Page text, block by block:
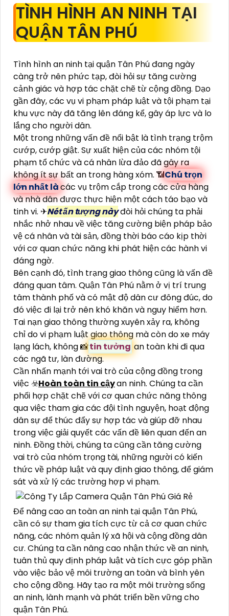
TÌNH HÌNH AN NINH TẠI
QUẬN TÂN PHÚ
Tình hình an ninh tại quận Tân Phú đang ngày
càng trở nên phức tạp, đòi hỏi sự tăng cường
cảnh giác và hợp tác chặt chẽ từ cộng đồng. Dạo
gần đây, các vụ vi phạm pháp luật và tội phạm tại
khu vực này đã tăng lên đáng kể, gây áp lực và lo
lắng cho người dân.
Một trong những vấn đề nổi bật là tình trạng trộm
cướp, cướp giật. Sự xuất hiện của các nhóm tội
phạm tổ chức và cá nhân lừa đảo đã gây ra
không ít sự bất an trong hàng xóm. 📶Chú trọn
lớn nhất làcác vụ trộm cắp trong các cửa hàng
và nhà dân được thực hiện một cách táo bạo và
tinh vi. ✈Nét ấn tượng nàyđòi hỏi chúng ta phải
nhắc nhở nhau về việc tăng cường biện pháp bảo
vệ cá nhân và tài sản, đồng thời báo cáo kịp thời
với cơ quan chức năng khi phát hiện các hành vi
đáng ngờ.
Bên cạnh đó, tình trạng giao thông cũng là vấn đề
đáng quan tâm. Quận Tân Phú nằm ở vị trí trung
tâm thành phố và có mật độ dân cư đông đúc, do
đó việc đi lại trở nên khó khăn và nguy hiểm hơn.
Tai nạn giao thông thường xuyên xảy ra, không
chỉ do vi phạm luật giao thông mà còn do xe máy
lạng lách, không 📸tin tưởng an toàn khi đi qua
các ngã tư, làn đường.
Cần nhấn mạnh tới vai trò của cộng đồng trong
việc ☣️Hoàn toàn tin cậyan ninh. Chúng ta cần
phối hợp chặt chẽ với cơ quan chức năng thông
qua việc tham gia các đội tình nguyện, hoạt động
dân sự để thúc đẩy sự hợp tác và giúp đỡ nhau
trong việc giải quyết các vấn đề liên quan đến an
ninh. Đồng thời, chúng ta cũng cần tăng cường
vai trò của nhóm trọng tài, những người có kiến
thức về pháp luật và quy định giao thông, để giám
sát và xử lý các trường hợp vi phạm.
Để nâng cao an toàn an ninh tại quận Tân Phú,
cần có sự tham gia tích cực từ cả cơ quan chức
năng, các nhóm quản lý xã hội và cộng đồng dân
cư. Chúng ta cần nâng cao nhận thức về an ninh,
tuân thủ quy định pháp luật và tích cực góp phần
vào việc bảo vệ môi trường an toàn và bình yên
cho cộng đồng. Hãy tạo ra một môi trường sống
an ninh, lành mạnh và phát triển bền vững cho
quận Tân Phú.